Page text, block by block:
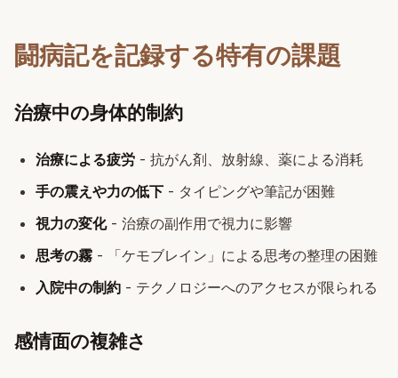
闘病記を記録する特有の課題
治療中の身体的制約
治療による疲労 - 抗がん剤、放射線、薬による消耗
手の震えや力の低下 - タイピングや筆記が困難
視力の変化- 治療の副作用で視力に影響
思考の霧 - 「ケモブレイン」による思考の整理の困難
入院中の制約 - テクノロジーへのアクセスが限られる
感情面の複雑さ